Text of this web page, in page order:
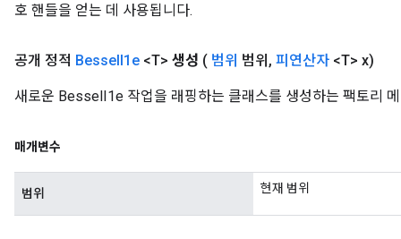
호 핸들을 얻는 데 사용됩니다.
공개 정적 BesselI1e <T> 생성 ( 범위 범위 , 피연산자 <T> x)
새로운 BesselI1e 작업을 래핑하는 클래스를 생성하는 팩토리
매개변수
범위 현재 범위